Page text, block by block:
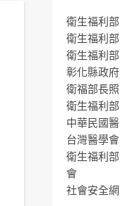
衛生福利部
衛生福利
衛生福利
彰化縣政府
衛福部長
衛生福利
中華民國
台灣醫學會
衛生福利
會
社會安全